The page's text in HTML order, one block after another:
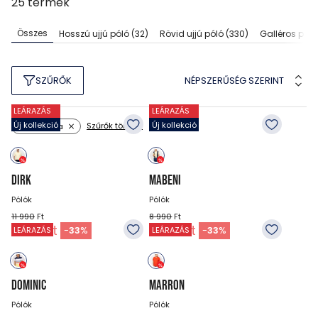
Összes Hosszú ujjú póló(32) Rövid ujjú póló(330) Galléros póló
SZŰRŐK NÉPSZERŰSÉG SZERINT
Szín: sárga Szűrők törlése
LEÁRAZÁS
Új kollekció
DIRK
Pólók
11 990 Ft
7 990Ft -33%
LEÁRAZÁS
Új kollekció
MABENI
Pólók
8 990Ft
5 990Ft -33%
LEÁRAZÁS
DOMINIC
Pólók
LEÁRAZÁS
MARRON
Pólók